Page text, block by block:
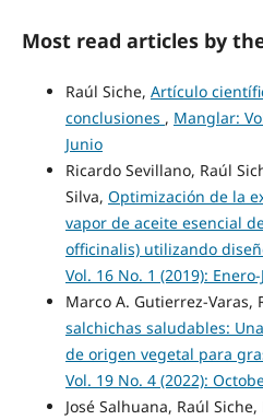
Most read articles by
Raúl Siche, Artículo
conclusiones , Manglar:
Junio
Ricardo Sevillano, Raúl
Silva, Optimización de la
vapor de aceite esencial
officinalis) utilizando
Vol. 16 No. 1 (2019):
Marco A. Gutierrez-Varas,
salchichas saludables:
de origen vegetal para
Vol. 19 No. 4 (2022):
José Salhuana, Raúl